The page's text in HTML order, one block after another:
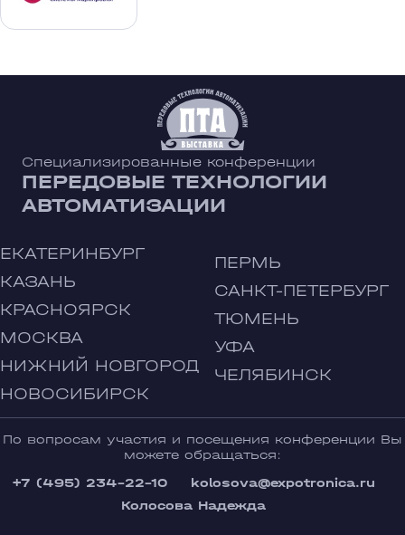
Специализированные конференции
ПЕРЕДОВЫЕ ТЕХНОЛОГИИ
АВТОМАТИЗАЦИИ
ЕКАТЕРИНБУРГ
КАЗАНЬ
КРАСНОЯРСК
МОСКВА
НИЖНИЙ НОВГОРОД
НОВОСИБИРСК
ПЕРМЬ
САНКТ-ПЕТЕРБУРГ
ТЮМЕНЬ
УФА
ЧЕЛЯБИНСК
По вопросам участия и посещения конференции Вы
можете обращаться:
+7 (495) 234-22-10
kolosova@expotronica.ru
Колосова Надежда